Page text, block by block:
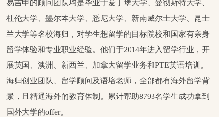
易吉申的顾问团队均是毕业于爱丁堡大学、曼彻斯特大学、
杜伦大学、墨尔本大学、悉尼大学、新南威尔士大学、昆士
兰大学等名校海归，对学生想留学的目标院校和国家有亲身
留学体验和专业职业经验。他们于2014年进入留学行业，开
展英国、澳洲、新西兰、加拿大留学业务和PTE英语培训。
海归创业团队、留学顾问及语培老师，全部都有海外留学背
景，且精通海外的教育体制。累计帮助8793名学生成功拿到
国外大学的offer。